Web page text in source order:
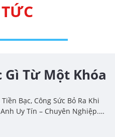
Từ Một Khóa
Bạc, Công Sức Bỏ Ra Khi
Uy Tín – Chuyên Nghiệp.
Với Công Việc, Thì Họ Cần